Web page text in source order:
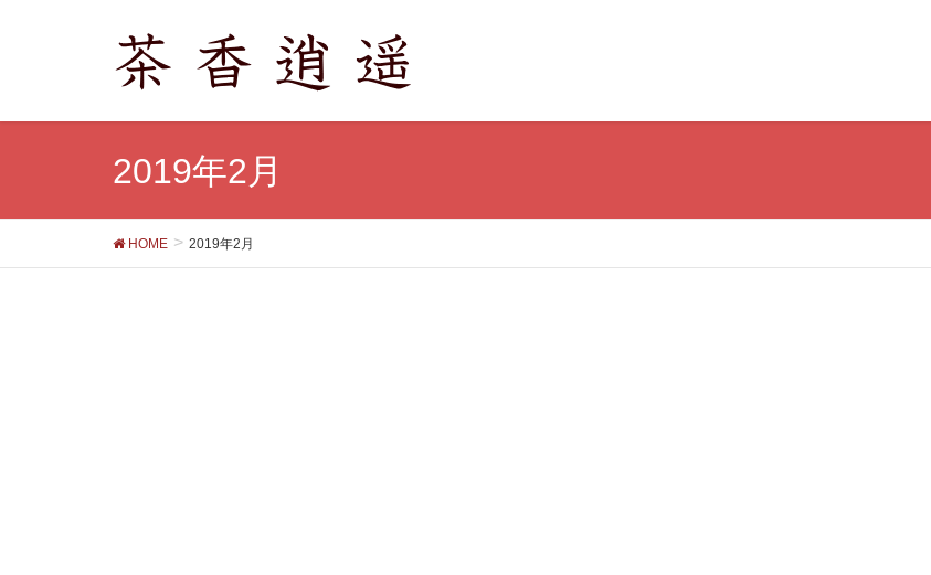
2019年2月
HOME 2019年2月